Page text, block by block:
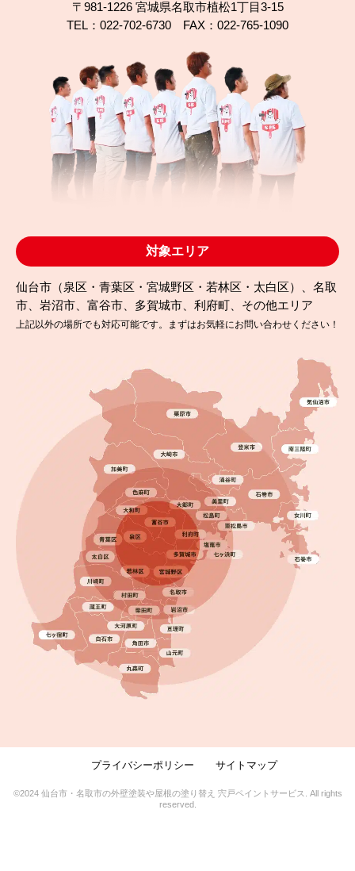
2024.11.23
富谷市で屋根のひび割れ補修＋外壁塗装！無機塗料
で長持ち
完成日 2024.08.13
初めての塗装…LINEで簡単問合せできて安心でし
た！福島県相馬市
〒981-1226 宮城県名取市植松1丁目3-15
TEL：022-702-6730 FAX：022-765-1090
対象エリア
仙台市（泉区・青葉区・宮城野区・若林区・太白区）、名取
市、岩沼市、富谷市、多賀城市、利府町、その他エリア
上記以外の場所でも対応可能です。まずはお気軽にお問い合わせください！
プライバシーポリシー サイトマップ
©2024 仙台市・名取市の外壁塗装や屋根の塗り替え 宍戸ペイントサービス. All rights
reserved.